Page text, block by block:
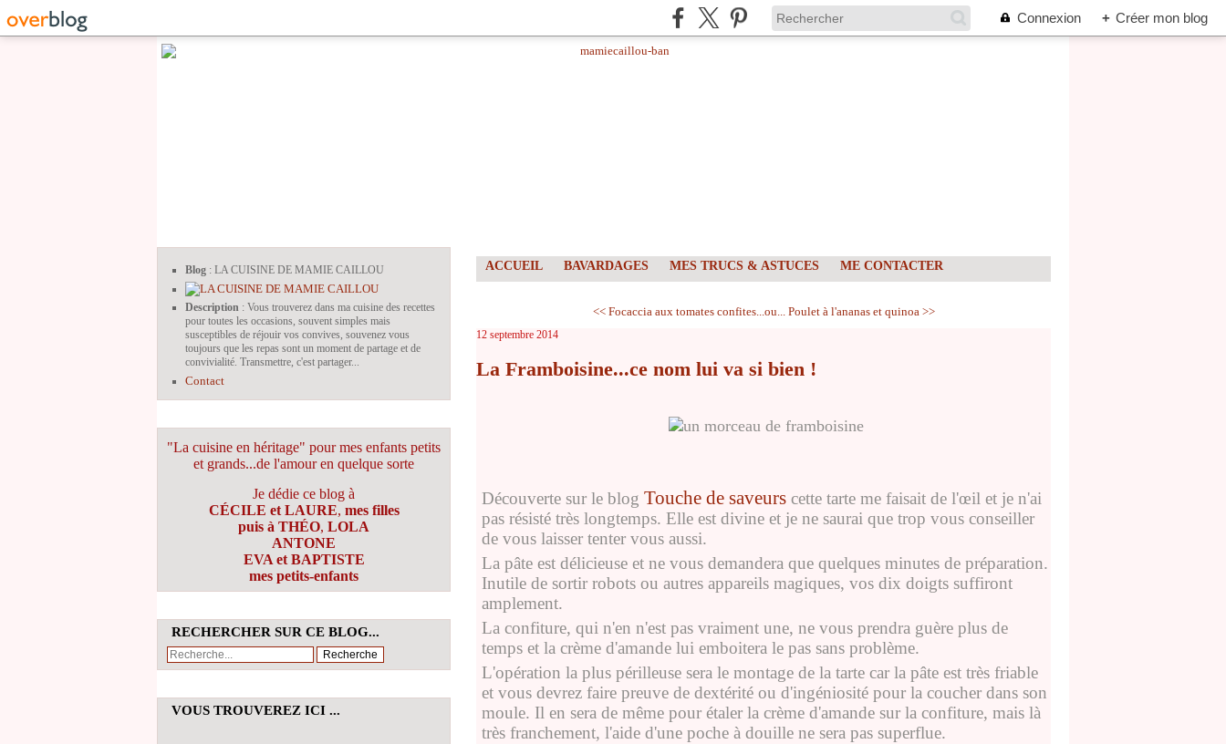
Connexion + Créer mon blog
Blog : LA CUISINE DE MAMIE CAILLOU
Description : Vous trouverez dans ma cuisine des recettes
pour toutes les occasions, souvent simples mais
susceptibles de réjouir vos convives, souvenez vous
toujours que les repas sont un moment de partage et de
convivialité. Transmettre, c'est partager...
Contact
"La cuisine en héritage" pour mes enfants petits
et grands...de l'amour en quelque sorte
Je dédie ce blog à
CÉCILE et LAURE, mes filles
puis à THÉO, LOLA
ANTONE
EVA et BAPTISTE
mes petits-enfants
RECHERCHER SUR CE BLOG...
VOUS TROUVEREZ ICI ...
ACCUEIL BAVARDAGES MES TRUCS & ASTUCES ME CONTACTER
<< Focaccia aux tomates confites...ou... Poulet à l'ananas et quinoa >>
12 septembre 2014
La Framboisine...ce nom lui va si bien !
Découverte sur le blog Touche de saveurs cette tarte me faisait de l'œil et je n'ai
pas résisté très longtemps. Elle est divine et je ne saurai que trop vous conseiller
de vous laisser tenter vous aussi.
La pâte est délicieuse et ne vous demandera que quelques minutes de préparation.
Inutile de sortir robots ou autres appareils magiques, vos dix doigts suffiront
amplement.
La confiture, qui n'en n'est pas vraiment une, ne vous prendra guère plus de
temps et la crème d'amande lui emboitera le pas sans problème.
L'opération la plus périlleuse sera le montage de la tarte car la pâte est très friable
et vous devrez faire preuve de dextérité ou d'ingéniosité pour la coucher dans son
moule. Il en sera de même pour étaler la crème d'amande sur la confiture, mais là
très franchement, l'aide d'une poche à douille ne sera pas superflue.